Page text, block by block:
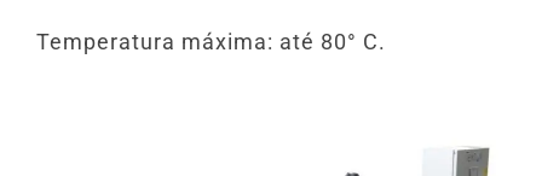
Temperatura máxima: até 80° C.